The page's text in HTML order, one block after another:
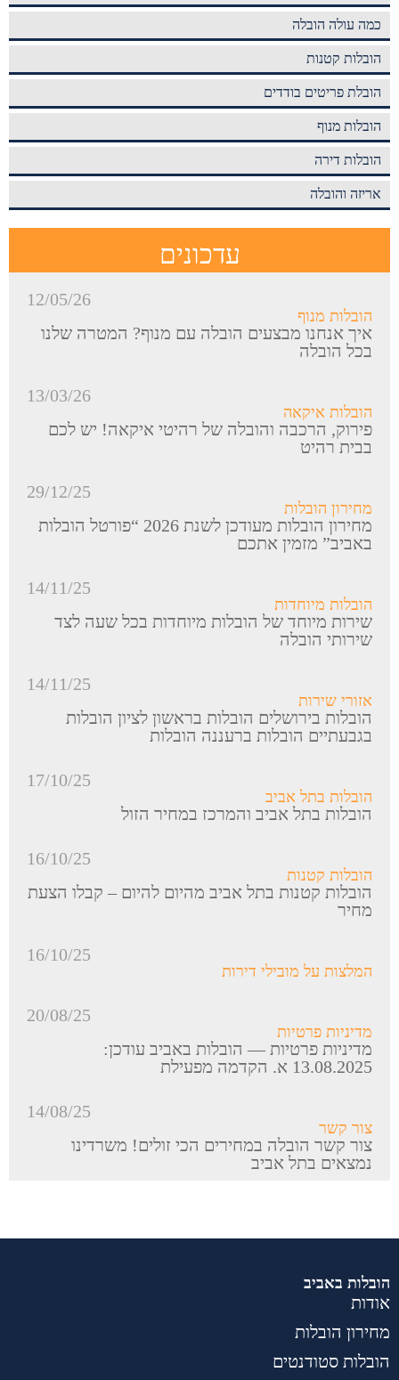
כמה עולה הובלה
הובלות קטנות
הובלת פריטים בודדים
הובלות מנוף
הובלות דירה
אריזה והובלה
עדכונים
12/05/26
הובלות מנוף
איך אנחנו מבצעים הובלה עם מנוף? המטרה שלנו
בכל הובלה
13/03/26
הובלות איקאה
פירוק, הרכבה והובלה של רהיטי איקאה! יש לכם
בבית רהיט
29/12/25
מחירון הובלות
מחירון הובלות מעודכן לשנת 2026 “פורטל הובלות
באביב” מזמין אתכם
14/11/25
הובלות מיוחדות
שירות מיוחד של הובלות מיוחדות בכל שעה לצד
שירותי הובלה
14/11/25
אזורי שירות
הובלות בירושלים הובלות בראשון לציון הובלות
בגבעתיים הובלות ברעננה הובלות
17/10/25
הובלות בתל אביב
הובלות בתל אביב והמרכז במחיר הזול
16/10/25
הובלות קטנות
הובלות קטנות בתל אביב מהיום להיום – קבלו הצעת
מחיר
16/10/25
המלצות על מובילי דירות
20/08/25
מדיניות פרטיות
מדיניות פרטיות — הובלות באביב עודכן:
13.08.2025 א. הקדמה מפעילת
14/08/25
צור קשר
צור קשר הובלה במחירים הכי זולים! משרדינו
נמצאים בתל אביב
הובלות באביב
אודות
מחירון הובלות
הובלות סטודנטים